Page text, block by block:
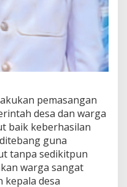
pemasangan
desa dan warga
baik keberhasilan
guna
tanpa sedikitpun
warga sangat
kepala desa